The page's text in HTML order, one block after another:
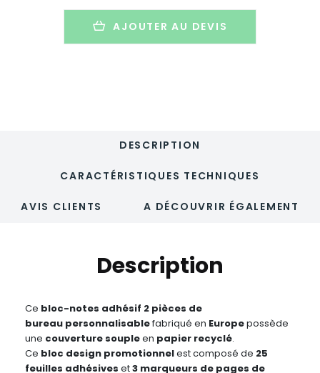
MAUI
AJOUTER AU DEVIS
DESCRIPTION
CARACTÉRISTIQUES TECHNIQUES
AVIS CLIENTS A DÉCOUVRIR ÉGALEMENT
Description
Ce bloc-notes adhésif 2 pièces de
bureau personnalisablefabriqué en Europepossède
une couverture soupleen papier recyclé.
Ce bloc design promotionnelest composé de 25
feuilles adhésives et3 marqueurs de pages de